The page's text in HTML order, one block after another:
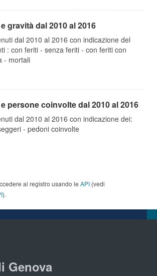
gravità dal 2010 al 2016
dal 2010 al 2016 con indicazione del
: con feriti - senza feriti - con feriti con
- mortali
persone coinvolte dal 2010 al 2016
dal 2010 al 2016 con indicazione dei:
- pedoni coinvolte
al registro usando le API (vedi
).
Genova